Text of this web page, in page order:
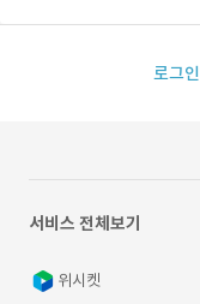
로그인
서비스 전체보기
위시켓